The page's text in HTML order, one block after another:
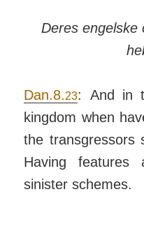
Deres
Dan.8.23: And in
kingdom when
the trans­gres­sors
Having fea­tures
sinister schemes.